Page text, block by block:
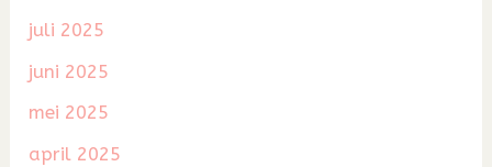
juli 2025
juni 2025
mei 2025
april 2025